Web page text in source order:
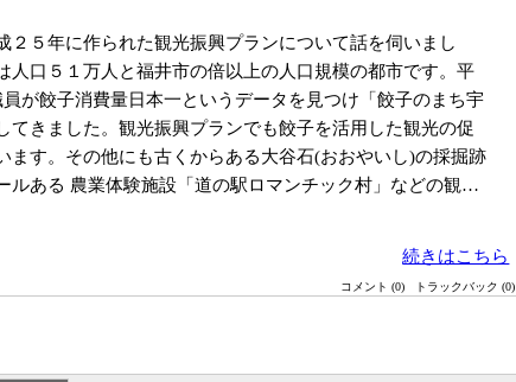
２５年に作られた観光振興プランについて話を伺いまし
人口５１万人と福井市の倍以上の人口規模の都市です。平
が餃子消費量日本一というデータを見つけ「餃子のまち宇
てきました。観光振興プランでも餃子を活用した観光の促
ます。その他にも古くからある大谷石(おおやいし)の採掘跡
ルある 農業体験施設「道の駅ロマンチック村」などの観…
続きはこちら
コメント (0) トラックバック (0)